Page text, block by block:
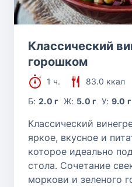
Классический
горошком
1 ч.
83.0 ккал
Б:2.0 г Ж: 5.0 г У: 9.0 г
Классический
яркое, вкусное и
которое идеально
стола. Сочетание
моркови и зеленого